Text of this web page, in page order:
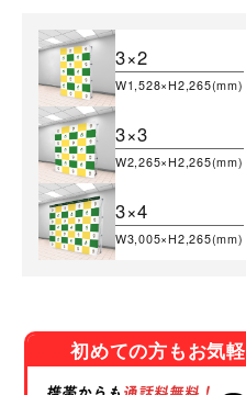
3×2
W1,528×H2,265(mm)
3×3
W2,265×H2,265(mm)
3×4
W3,005×H2,265(mm)
初めての方もお気